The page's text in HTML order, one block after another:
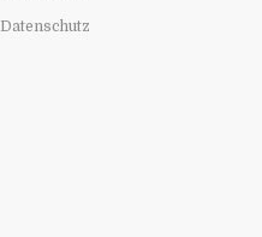
Datenschutz